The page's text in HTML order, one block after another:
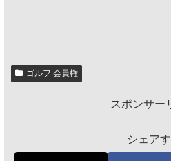
ゴルフ 会員権
スポンサー
シェア